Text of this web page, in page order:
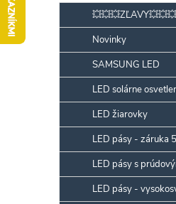
o
č
n
a
n
e
Preskočiť
kategórie💥💥💥ZĽAVY💥💥💥
Novinky
SAMSUNG LED
LED solárne
LED žiarovky
LED pásy - záruka
LED pásy s
LED pásy -